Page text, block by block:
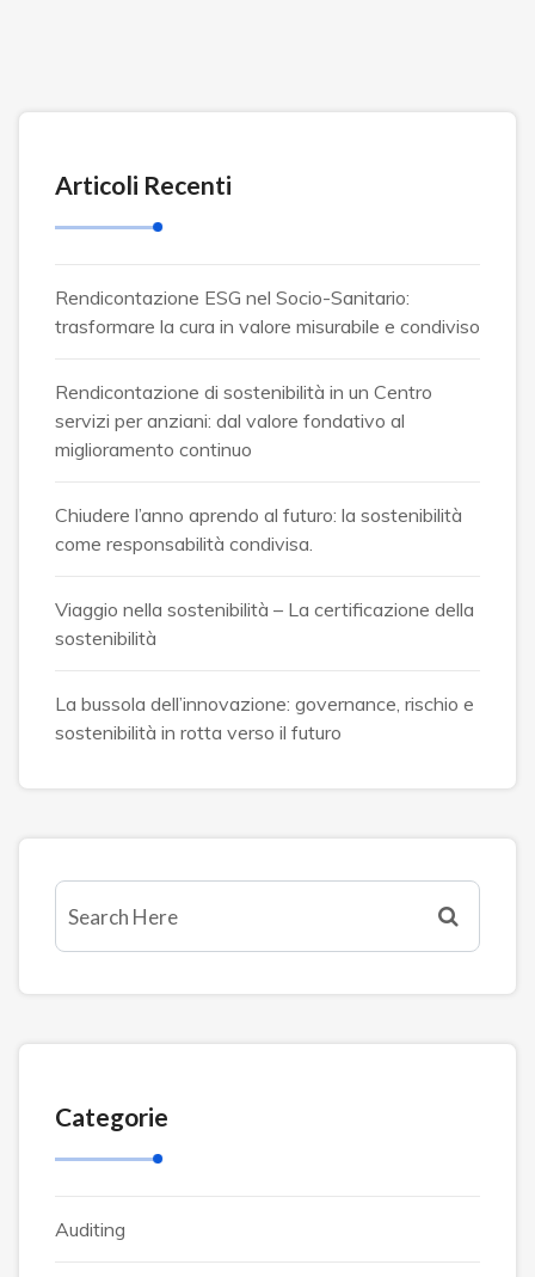
Articoli Recenti
Rendicontazione ESG nel Socio-Sanitario:
trasformare la cura in valore misurabile e condiviso
Rendicontazione di sostenibilità in un Centro
servizi per anziani: dal valore fondativo al
miglioramento continuo
Chiudere l’anno aprendo al futuro: la sostenibilità
come responsabilità condivisa.
Viaggio nella sostenibilità – La certificazione della
sostenibilità
La bussola dell’innovazione: governance, rischio e
sostenibilità in rotta verso il futuro
Categorie
Auditing